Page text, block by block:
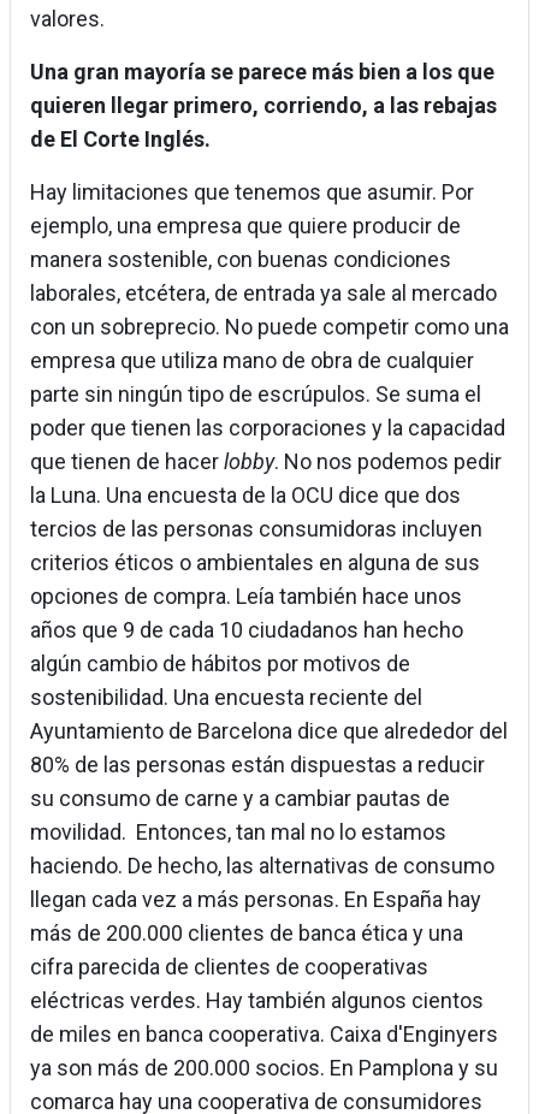
valores.
Una gran mayoría se parece más bien a los que
quieren llegar primero, corriendo, a las rebajas
de El Corte Inglés.
Hay limitaciones que tenemos que asumir. Por
ejemplo, una empresa que quiere producir de
manera sostenible, con buenas condiciones
laborales, etcétera, de entrada ya sale al mercado
con un sobreprecio. No puede competir como una
empresa que utiliza mano de obra de cualquier
parte sin ningún tipo de escrúpulos. Se suma el
poder que tienen las corporaciones y la capacidad
que tienen de hacerlobby. No nos podemos pedir
la Luna. Una encuesta de la OCU dice que dos
tercios de las personas consumidoras incluyen
criterios éticos o ambientales en alguna de sus
opciones de compra. Leía también hace unos
años que 9 de cada 10 ciudadanos han hecho
algún cambio de hábitos por motivos de
sostenibilidad. Una encuesta reciente del
Ayuntamiento de Barcelona dice que alrededor del
80% de las personas están dispuestas a reducir
su consumo de carne y a cambiar pautas de
movilidad. Entonces, tan mal no lo estamos
haciendo. De hecho, las alternativas de consumo
llegan cada vez a más personas. En España hay
más de 200.000 clientes de banca ética y una
cifra parecida de clientes de cooperativas
eléctricas verdes. Hay también algunos cientos
de miles en banca cooperativa. Caixa d'Enginyers
ya son más de 200.000 socios. En Pamplona y su
comarca hay una cooperativa de consumidores